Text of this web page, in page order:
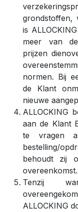
grondstoffen,
is
meer van
prijzen
normen. Bij
de Klant
nieuwe
ALLOCKING
aan de Klant
te vragen
bestelling/
behoudt zij
overeenkomst.
Tenzij
ALLOCKING